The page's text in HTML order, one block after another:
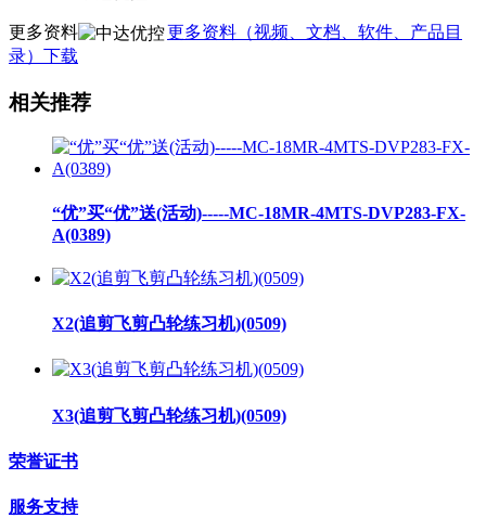
更多资料
更多资料（视频、文档、软件、产品目
录）下载
相关推荐
“优”买“优”送(活动)-----MC-18MR-4MTS-DVP283-FX-
A(0389)
X2(追剪飞剪凸轮练习机)(0509)
X3(追剪飞剪凸轮练习机)(0509)
荣誉证书
服务支持